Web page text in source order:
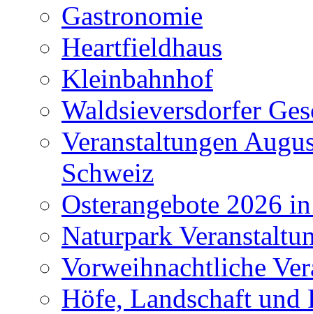
Gastronomie
Heartfieldhaus
Kleinbahnhof
Waldsieversdorfer
Veranstaltungen
Schweiz
Osterangebote 2026
Naturpark
Vorweihnachtliche
Höfe, Landschaft und